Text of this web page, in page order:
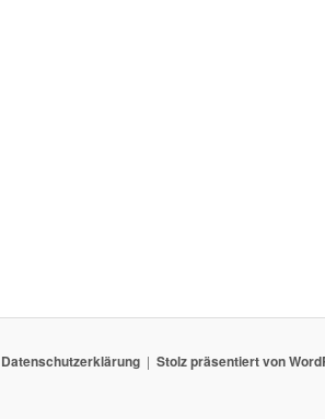
Datenschutzerklärung Stolz präsentiert von